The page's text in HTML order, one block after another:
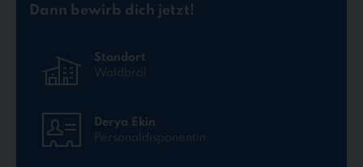
Dann bewirb dich jetzt!
Standort
Waldbröl
Derya Ekin
Personaldisponentin